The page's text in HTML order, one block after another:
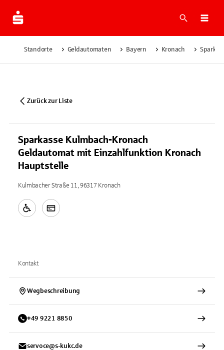
Suche
Standorte Geldautomaten Bayern Kronach
Zurück zur Liste
Sparkasse Kulmbach-Kronach
Geldautomat mit Einzahlfunktion Kronach
Hauptstelle
Kulmbacher Straße 11, 96317 Kronach
Kontakt
Wegbeschreibung
+49 9221 8850
servoce@s-kukc.de